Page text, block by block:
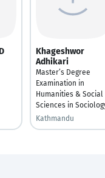
Khageshwor
Adhikari
Master’s Degree
Examination in
Humanities & Social
Sciences in
Kathmandu